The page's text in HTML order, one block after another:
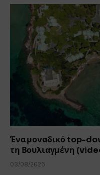
Ένα μοναδικό top-
τη Βουλιαγμένη
03/08/2026